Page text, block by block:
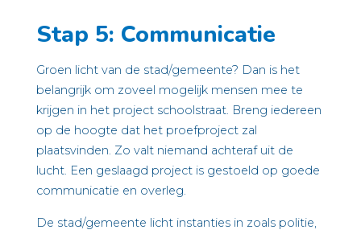
Stap 5: Communicatie
Groen licht van de stad/gemeente? Dan is het
belangrijk om zoveel mogelijk mensen mee te
krijgen in het project schoolstraat. Breng iedereen
op de hoogte dat het proefproject zal
plaatsvinden. Zo valt niemand achteraf uit de
lucht. Een geslaagd project is gestoeld op goede
communicatie en overleg.
De stad/gemeente licht instanties in zoals politie,